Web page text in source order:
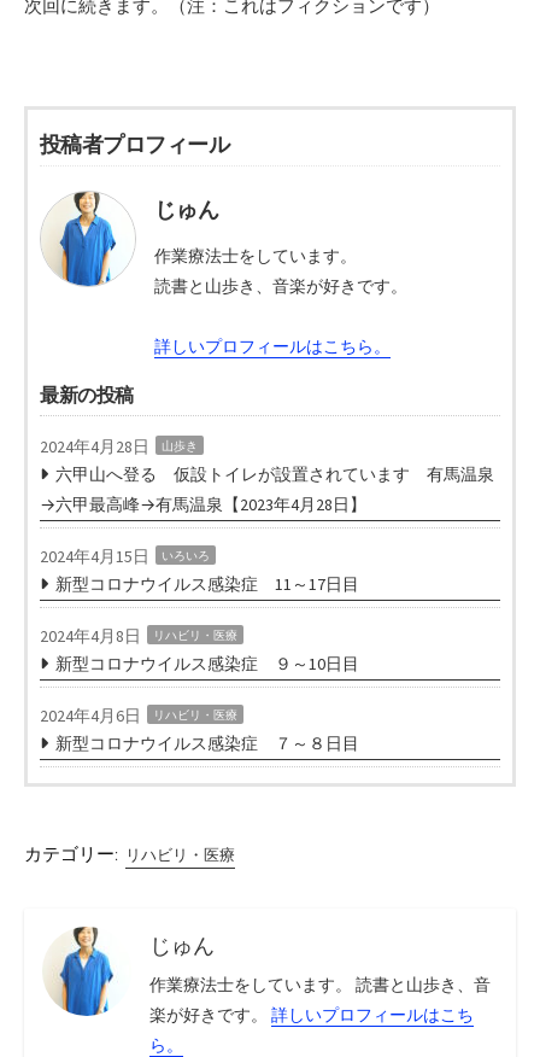
次回に続きます。（注：これはフィクションです）
投稿者プロフィール
じゅん
作業療法士をしています。
読書と山歩き、音楽が好きです。
詳しいプロフィールはこちら。
最新の投稿
2024年4月28日 山歩き
六甲山へ登る 仮設トイレが設置されています 有馬温泉
→六甲最高峰→有馬温泉【2023年4月28日】
2024年4月15日 いろいろ
新型コロナウイルス感染症 11～17日目
2024年4月8日 リハビリ・医療
新型コロナウイルス感染症 ９～10日目
2024年4月6日 リハビリ・医療
新型コロナウイルス感染症 ７～８日目
カテゴリー: リハビリ・医療
じゅん
作業療法士をしています。 読書と山歩き、音
楽が好きです。 詳しいプロフィールはこち
ら。